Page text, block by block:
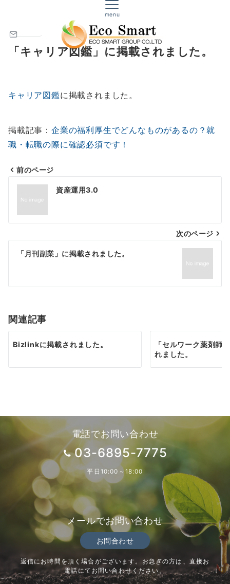
menu
株式会社エコスマート｜生命保険・損害保険
「キャリア図鑑」に掲載されました。
キャリア図鑑に掲載されました。
掲載記事： 企業の福利厚生でどんなものがあるの？就
職・転職の際に確認必須です！
投
ナ
ビ
シ
ン
前のページ
資産運用3.0
次のページ
「月刊副業」に掲載されました。
関連記事
Bizlinkに掲載されました。
「セルワーク薬剤師
れました。
電話でお問い合わせ
03-6895-7775
平日10:00～18:00
メールでお問い合わせ
お問合わせ
返信にお時間を頂く場合がございます。お急ぎの方は、直接お
電話にてお問い合わせください。